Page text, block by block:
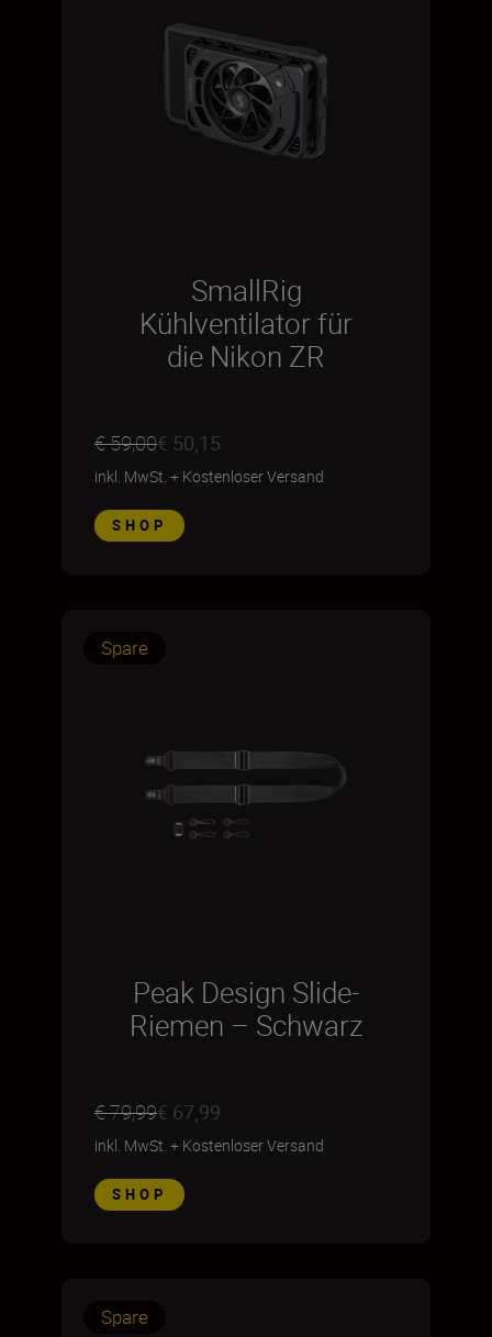
SmallRig
Kühlventilator für
die Nikon ZR
€ 59,00€ 50,15
inkl. MwSt. + Kostenloser Versand
SHOP
Spare
Peak Design Slide-
Riemen – Schwarz
€ 79,99€ 67,99
inkl. MwSt. + Kostenloser Versand
SHOP
Spare